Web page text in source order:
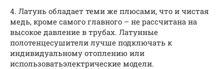
4. Латунь обладает теми же плюсами, что и чистая
медь, кроме самого главного – не рассчитана на
высокое давление в трубах. Латунные
полотенцесушители лучше подключать к
индивидуальному отоплению или
использоватьэлектрические модели.